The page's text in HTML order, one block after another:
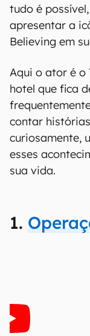
tudo é
apresentar a
Believing em
Aqui o ator é o
hotel que fica
contar
curiosamente,
esses
sua vida.
1.